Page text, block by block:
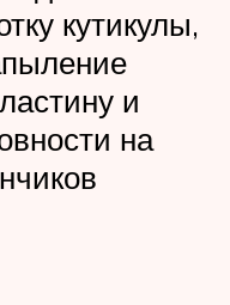
кутикулы,
и
на